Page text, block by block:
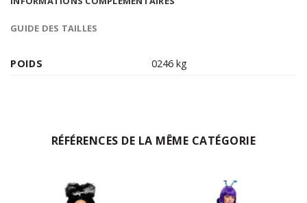
GUIDE DES TAILLES
POIDS 0246 kg
RÉFÉRENCES DE LA MÊME CATÉGORIE